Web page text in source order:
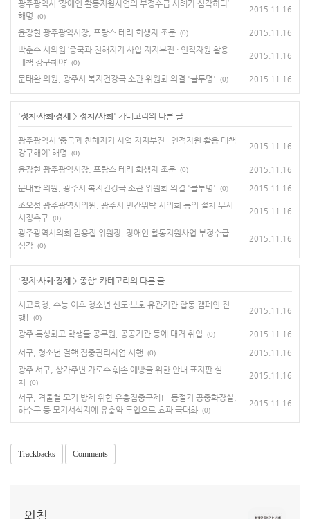
광주광역시 ‘장애인 활동지원사업의 부정수급 사례가 심각하다’
해명
(0)
2015.11.16
윤장현 광주광역시장, 프랑스 테러 희생자 조문 (0) 2015.11.16
박춘수 시의원 ‘중국과 친해지기 사업 지지부진 · 인적자원 활용
대책 강구해야’ (0)
2015.11.16
문태환 의원, 광주시 복지건강국 소관 위원회 의결 '불투명' (0) 2015.11.16
'정치·사회·경제 > 정치/사회' 카테고리의 다른 글
광주광역시 ‘중국과 친해지기 사업 지지부진 · 인적자원 활용 대책
강구해야’ 해명
(0)
2015.11.16
윤장현 광주광역시장, 프랑스 테러 희생자 조문 (0) 2015.11.16
문태환 의원, 광주시 복지건강국 소관 위원회 의결 '불투명' (0) 2015.11.16
조오섭 광주광역시의원, 광주시 민간위탁 시의회 동의 절차 무시
시정촉구 (0)
2015.11.16
광주광역시의회 김용집 위원장, 장애인 활동지원사업 부정수급
심각 (0)
2015.11.16
'정치·사회·경제 > 종합' 카테고리의 다른 글
시교육청, 수능 이후 청소년 선도·보호 유관기관 합동 캠페인 진
행!
(0)
2015.11.16
광주 특성화고 학생들 공무원, 공공기관 등에 대거 취업 (0) 2015.11.16
서구, 청소년 결핵 집중관리사업 시행 (0) 2015.11.16
광주 서구, 상가주변 가로수 훼손 예방을 위한 안내 표지판 설
치
(0)
2015.11.16
서구, 겨울철 모기 방제 위한 유충집중구제! - 동절기 공중화장실,
하수구 등 모기서식지에 유충약 투입으로 효과 극대화 (0)
2015.11.16
Trackbacks Comments
외침